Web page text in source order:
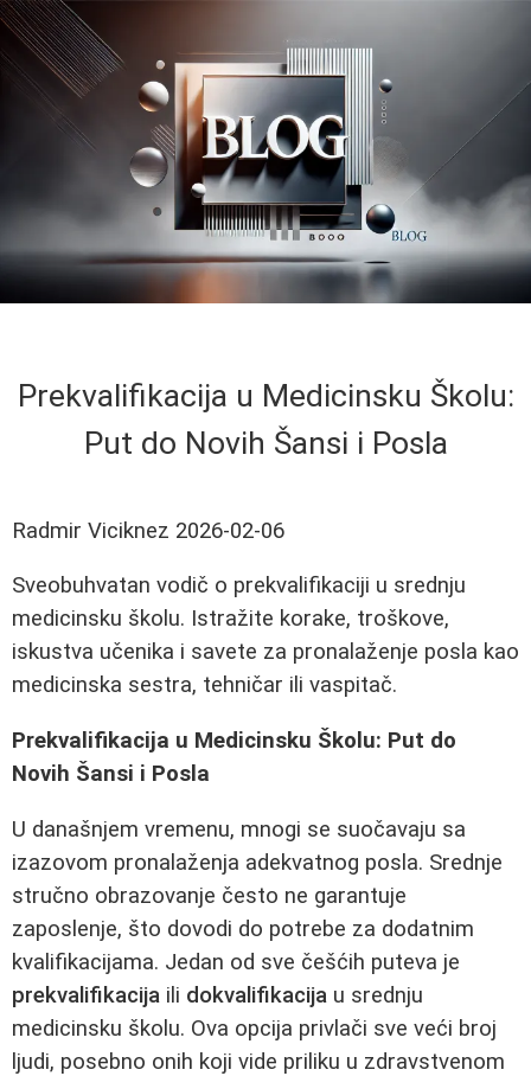
Prekvalifikacija u Medicinsku Školu:
Put do Novih Šansi i Posla
Radmir Viciknez 2026-02-06
Sveobuhvatan vodič o prekvalifikaciji u srednju
medicinsku školu. Istražite korake, troškove,
iskustva učenika i savete za pronalaženje posla kao
medicinska sestra, tehničar ili vaspitač.
Prekvalifikacija u Medicinsku Školu: Put do
Novih Šansi i Posla
U današnjem vremenu, mnogi se suočavaju sa
izazovom pronalaženja adekvatnog posla. Srednje
stručno obrazovanje često ne garantuje
zaposlenje, što dovodi do potrebe za dodatnim
kvalifikacijama. Jedan od sve češćih puteva je
prekvalifikacija ili dokvalifikacija u srednju
medicinsku školu. Ova opcija privlači sve veći broj
ljudi, posebno onih koji vide priliku u zdravstvenom